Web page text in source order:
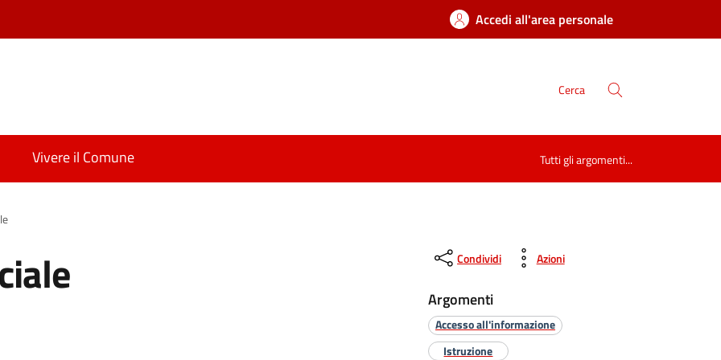
Accedi all'area personale
Cerca
Vivere il Comune Tutti gli argomenti...
Condividi Azioni
Argomenti
Accesso all'informazione
Istruzione